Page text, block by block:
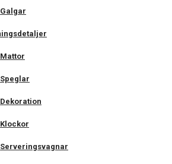
Galgar
Mattor
Speglar
Dekoration
Klockor
Serveringsvagnar